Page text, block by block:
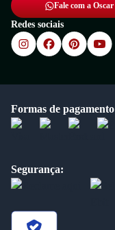
Fale com a Oscar
Redes sociais
Formas de
Segurança: